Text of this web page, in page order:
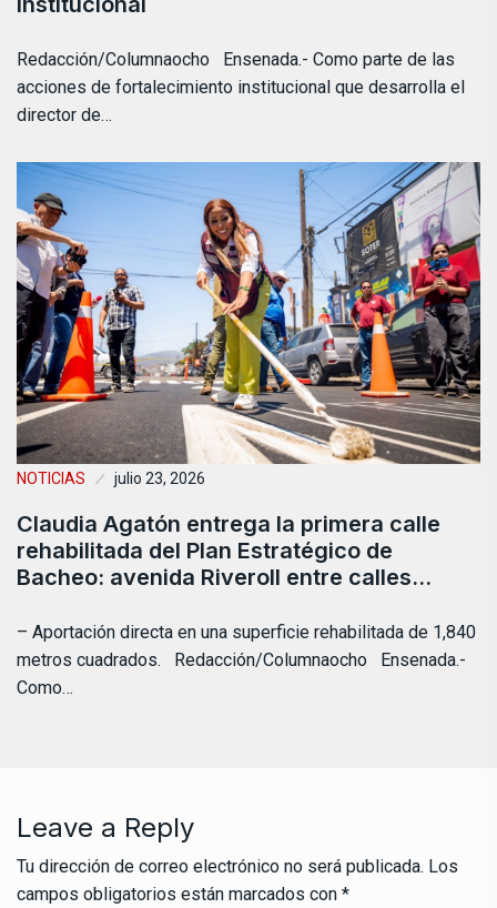
Redacción/Columnaocho Ensenada.- Como parte de las
acciones de fortalecimiento institucional que desarrolla el
director de…
NOTICIAS julio 23, 2026
Claudia Agatón entrega la primera calle
rehabilitada del Plan Estratégico de
Bacheo: avenida Riveroll entre calles…
– Aportación directa en una superficie rehabilitada de 1,840
metros cuadrados. Redacción/Columnaocho Ensenada.-
Como…
Leave a Reply
Tu dirección de correo electrónico no será publicada. Los
campos obligatorios están marcados con *